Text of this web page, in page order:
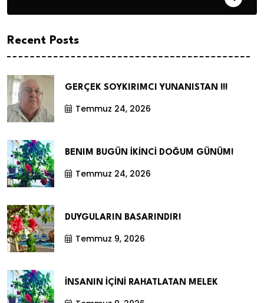
Recent Posts
GERÇEK SOYKIRIMCI YUNANISTAN !!!
Temmuz 24, 2026
BENIM BUGÜN İKİNCİ DOĞUM GÜNÜM!
Temmuz 24, 2026
DUYGULARIN BASARINDIR!
Temmuz 9, 2026
İNSANIN İÇİNİ RAHATLATAN MELEK